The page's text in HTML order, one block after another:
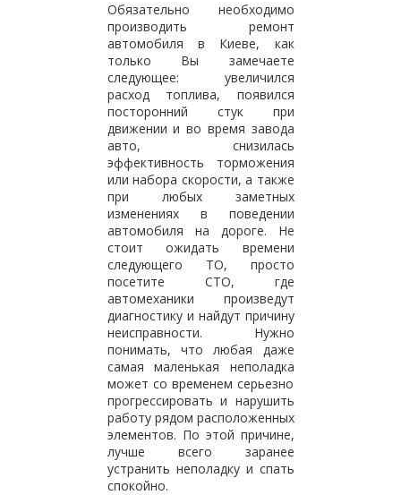
Обязательно необходимо
производить ремонт
автомобиля в Киеве, как
только Вы замечаете
следующее: увеличился
расход топлива, появился
посторонний стук при
движении и во время завода
авто, снизилась
эффективность торможения
или набора скорости, а также
при любых заметных
изменениях в поведении
автомобиля на дороге. Не
стоит ожидать времени
следующего ТО, просто
посетите СТО, где
автомеханики произведут
диагностику и найдут причину
неисправности. Нужно
понимать, что любая даже
самая маленькая неполадка
может со временем серьезно
прогрессировать и нарушить
работу рядом расположенных
элементов. По этой причине,
лучше всего заранее
устранить неполадку и спать
спокойно.